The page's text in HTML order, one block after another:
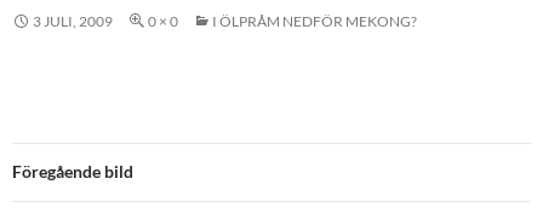
3 JULI, 2009 0 × 0 I ÖLPRÅM NEDFÖR MEKONG?
Föregående bild